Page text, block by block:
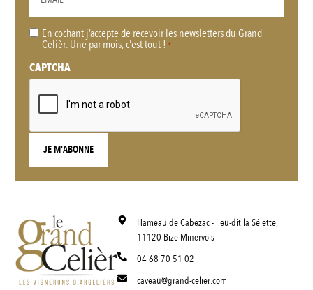
RGPDEn cochant j’accepte de recevoir les newsletters du Grand
Celièr. Une par mois, c'est tout ! *
CAPTCHA
Hameau de Cabezac - lieu-dit la Sélette,
11120 Bize-Minervois
04 68 70 51 02
caveau@grand-celier.com